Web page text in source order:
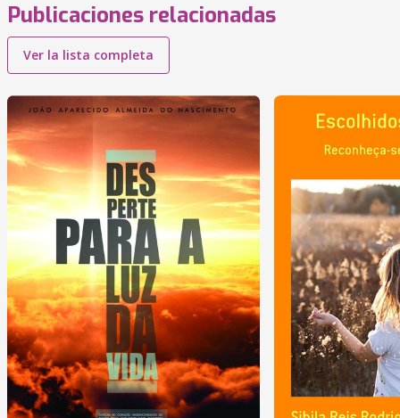
Publicaciones relacionadas
Ver la lista completa